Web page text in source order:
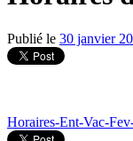
Publié le 30 janvier
Horaires-Ent-Vac-